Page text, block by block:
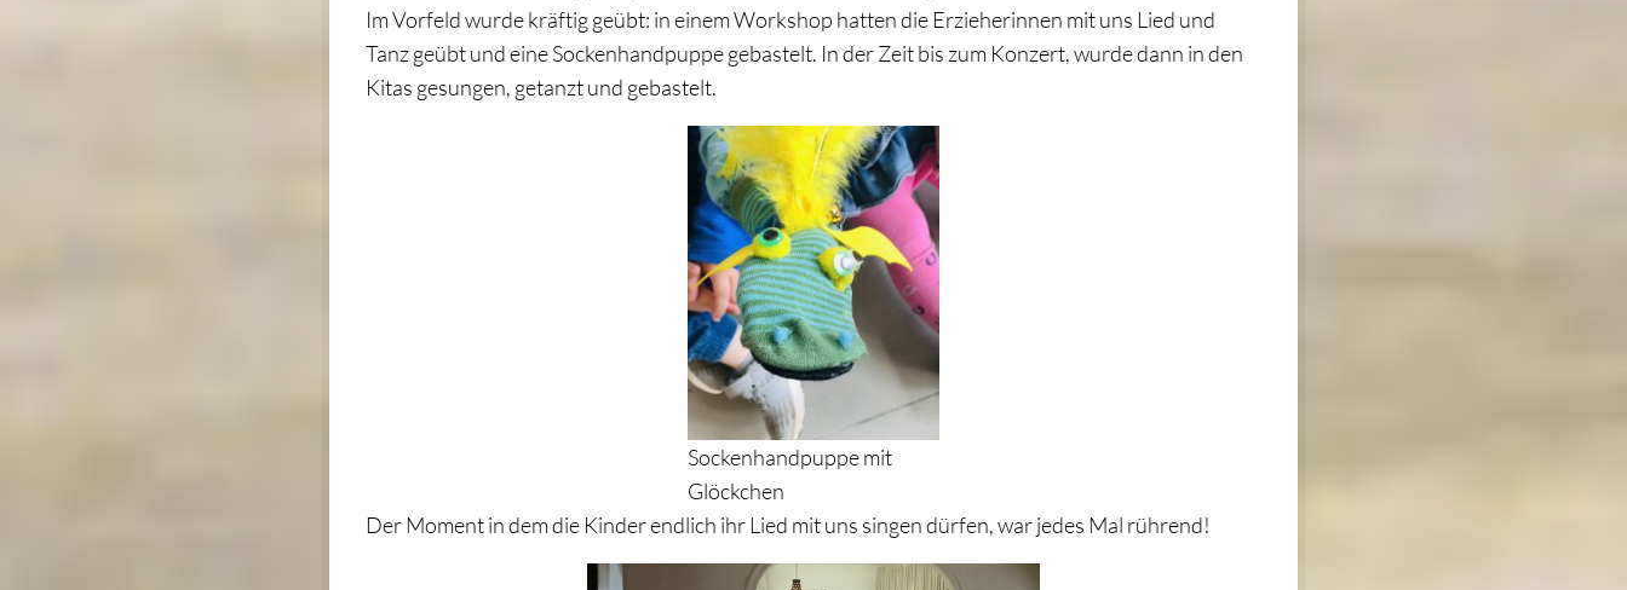
Im Vorfeld wurde kräftig geübt: in einem Workshop hatten die Erzieherinnen mit uns Lied und
Tanz geübt und eine Sockenhandpuppe gebastelt. In der Zeit bis zum Konzert, wurde dann in den
Kitas gesungen, getanzt und gebastelt.
Sockenhandpuppe mit
Glöckchen
Der Moment in dem die Kinder endlich ihr Lied mit uns singen dürfen, war jedes Mal rührend!